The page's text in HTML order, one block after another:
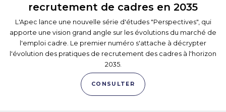
recrutement de cadres en 2035
L'Apec lance une nouvelle série d'études "Perspectives", qui
apporte une vision grand angle sur les évolutions du marché de
l'emploi cadre. Le premier numéro s'attache à décrypter
l'évolution des pratiques de recrutement des cadres à l'horizon
2035.
CONSULTER